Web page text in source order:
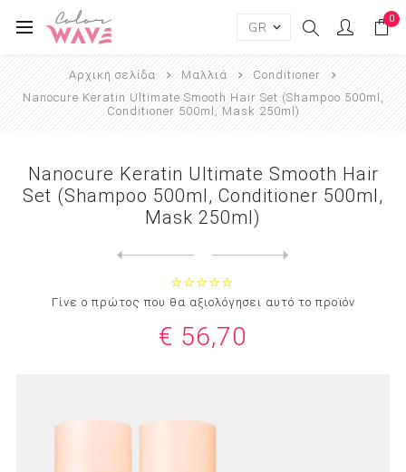
0
Αρχική σελίδα Μαλλιά
Conditioner
Nanocure Keratin Ultimate Smooth Hair Set (Shampoo 500ml,
Conditioner 500ml, Mask 250ml)
Nanocure Keratin Ultimate Smooth Hair
Set (Shampoo 500ml, Conditioner 500ml,
Mask 250ml)
Γίνε ο πρώτος που θα αξιολόγησει αυτό το προϊόν
€ 56,70